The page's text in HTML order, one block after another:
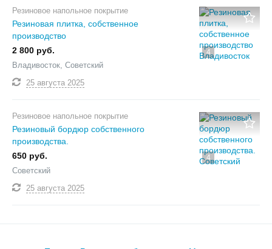
4
Резиновое напольное покрытие
Резиновая плитка, собственное
производство
2 800 руб.
Владивосток, Советский
25 августа 2025
4
Резиновое напольное покрытие
Резиновый бордюр собственного
производства.
650 руб.
Советский
25 августа 2025